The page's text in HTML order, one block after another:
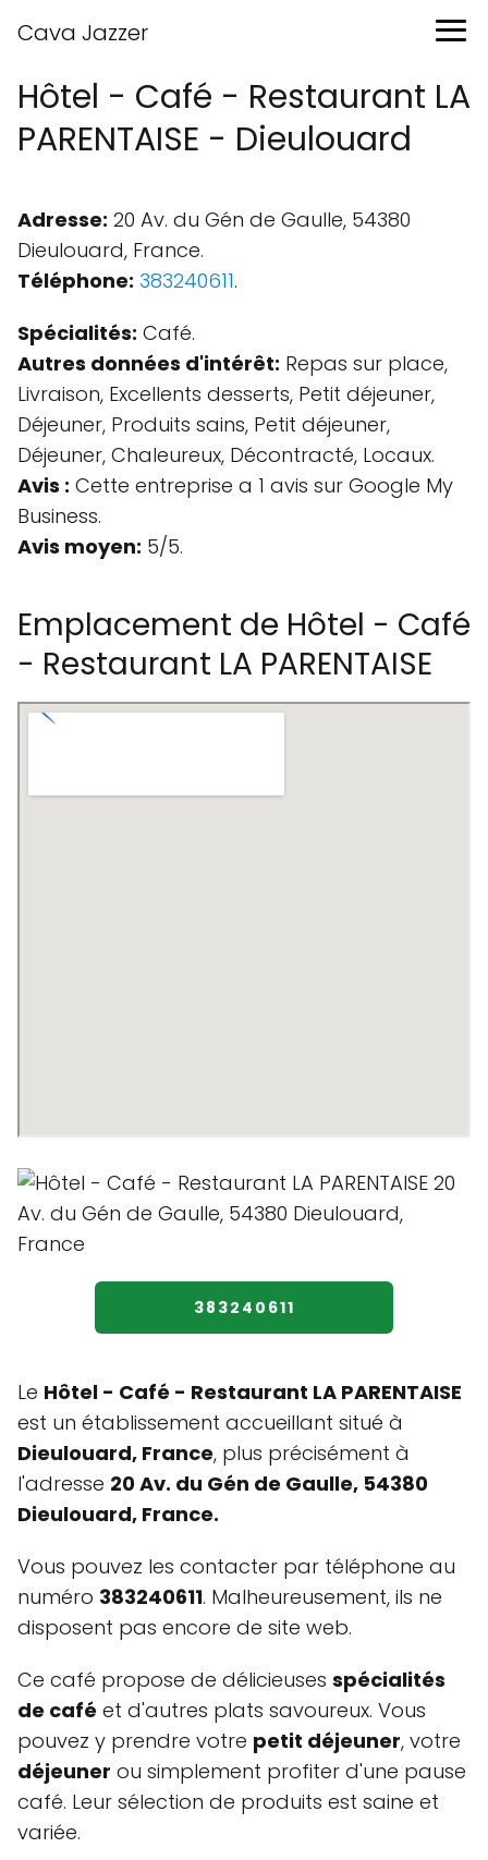
Cava Jazzer
Hôtel - Café - Restaurant LA
PARENTAISE - Dieulouard
Adresse: 20 Av. du Gén de Gaulle, 54380
Dieulouard, France.
Téléphone: 383240611.
Spécialités: Café.
Autres données d'intérêt: Repas sur place,
Livraison, Excellents desserts, Petit déjeuner,
Déjeuner, Produits sains, Petit déjeuner,
Déjeuner, Chaleureux, Décontracté, Locaux.
Avis : Cette entreprise a 1 avis sur Google My
Business.
Avis moyen: 5/5.
Emplacement de Hôtel - Café
- Restaurant LA PARENTAISE
383240611
Le Hôtel - Café - Restaurant LA PARENTAISE
est un établissement accueillant situé à
Dieulouard, France, plus précisément à
l'adresse 20 Av. du Gén de Gaulle, 54380
Dieulouard, France.
Vous pouvez les contacter par téléphone au
numéro 383240611. Malheureusement, ils ne
disposent pas encore de site web.
Ce café propose de délicieuses spécialités
de café et d'autres plats savoureux. Vous
pouvez y prendre votre petit déjeuner, votre
déjeuner ou simplement profiter d'une pause
café. Leur sélection de produits est saine et
variée.